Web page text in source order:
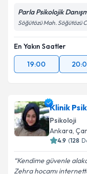
Parla Psikolojik
Söğütözü Mah. Söğütözü
En Yakın Saatler
19:00
Klinik
Psikoloji
Ankara,
4.9 (128
Kendime güvenle
Zehra hocamı